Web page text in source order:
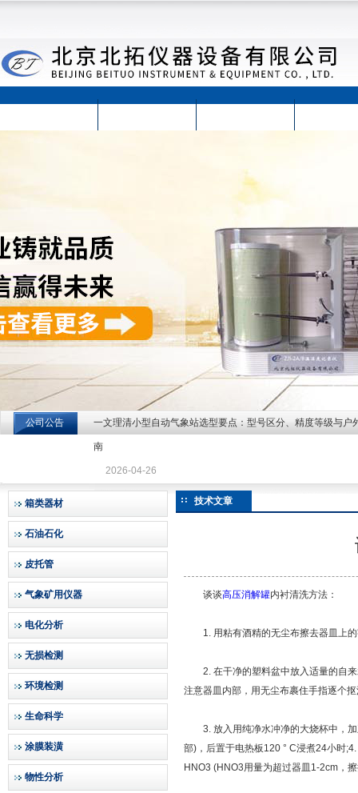
北京北拓仪器设备有限公司
公司公告 一文理清小型自动气象站选型要点：型号区分、精度等级与户
南
2026-04-26
箱类器材
石油石化
皮托管
气象矿用仪器
电化分析
无损检测
环境检测
生命科学
涂膜装潢
物性分析
技术文章
谈谈高压消解罐内衬清洗方法：
1. 用粘有酒精的无尘布擦去器皿上的
2. 在干净的塑料盆中放入适量的自来
注意器皿内部，用无尘布裹住手指逐个
3. 放入用纯净水冲净的大烧杯中，加
部)，后置于电热板120 ° C浸煮24小时
HNO3 (HNO3用量为超过器皿1-2cm，